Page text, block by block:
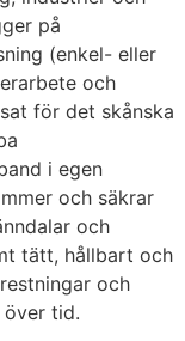
på
(enkel- eller
och
för det skånska
i egen
och säkrar
och
tätt, hållbart och
och
tid.